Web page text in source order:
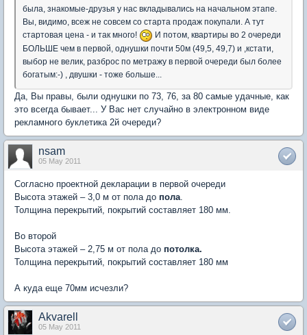
была, знакомые-друзья у нас вкладывались на начальном этапе.
Вы, видимо, всеж не совсем со старта продаж покупали. А тут
стартовая цена - и так много!
И потом, квартиры во 2 очереди
БОЛЬШЕ чем в первой, однушки почти 50м (49,5, 49,7) и ,кстати,
выбор не велик, разброс по метражу в первой очереди был более
богатым:-) , двушки - тоже больше...
Да, Вы правы, были однушки по 73, 76, за 80 самые удачные, как
это всегда бывает... У Вас нет случайно в электронном виде
рекламного буклетика 2й очереди?
nsam
05 May 2011
Согласно проектной декларации в первой очереди
Высота этажей – 3,0 м от пола до пола.
Толщина перекрытий, покрытий составляет 180 мм.
Во второй
Высота этажей – 2,75 м от пола до потолка.
Толщина перекрытий, покрытий составляет 180 мм
А куда еще 70мм исчезли?
Akvarell
05 May 2011